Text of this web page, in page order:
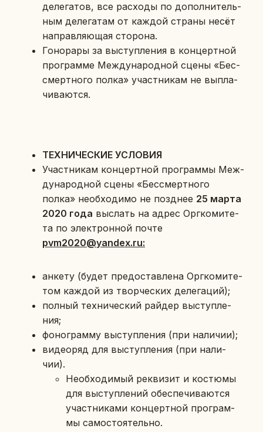
де­ле­га­тов, все рас­хо­ды по до­пол­ни­тель­
ным де­ле­га­там от каждой страны несёт
на­прав­ля­ю­щая сто­ро­на.
Го­но­ра­ры за вы­ступ­ле­ния в кон­церт­ной
про­грам­ме Меж­ду­на­род­ной сцены «Бес­
смерт­но­го полка» участ­ни­кам не вы­пла­
чи­ва­ют­ся.
ТЕХ­НИ­ЧЕ­СКИЕ УСЛО­ВИЯ
Участ­ни­кам кон­церт­ной про­грам­мы Меж­
ду­на­род­ной сцены «Бес­смерт­но­го
полка» необ­хо­ди­мо не позд­нее 25 марта
2020 года вы­слать на адрес Орг­ко­ми­те­
та по элек­трон­ной почте
pvm2020@yandex.ru:
анкету (будет предо­став­ле­на Орг­ко­ми­те­
том каждой из твор­че­ских де­ле­га­ций);
полный тех­ни­че­ский райдер вы­ступ­ле­
ния;
фо­но­грам­му вы­ступ­ле­ния (при на­ли­чии);
ви­део­ряд для вы­ступ­ле­ния (при на­ли­
чии).
Необ­хо­ди­мый рек­ви­зит и ко­стю­мы
для вы­ступ­ле­ний обес­пе­чи­ва­ют­ся
участ­ни­ка­ми кон­церт­ной про­грам­
мы са­мо­сто­я­тель­но.